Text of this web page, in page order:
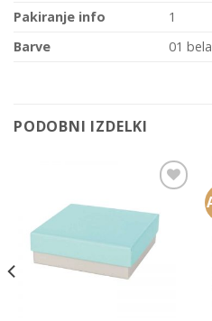
Pakiranje info
1
Barve
01
PODOBNI IZDELKI
Add to
Wishlist